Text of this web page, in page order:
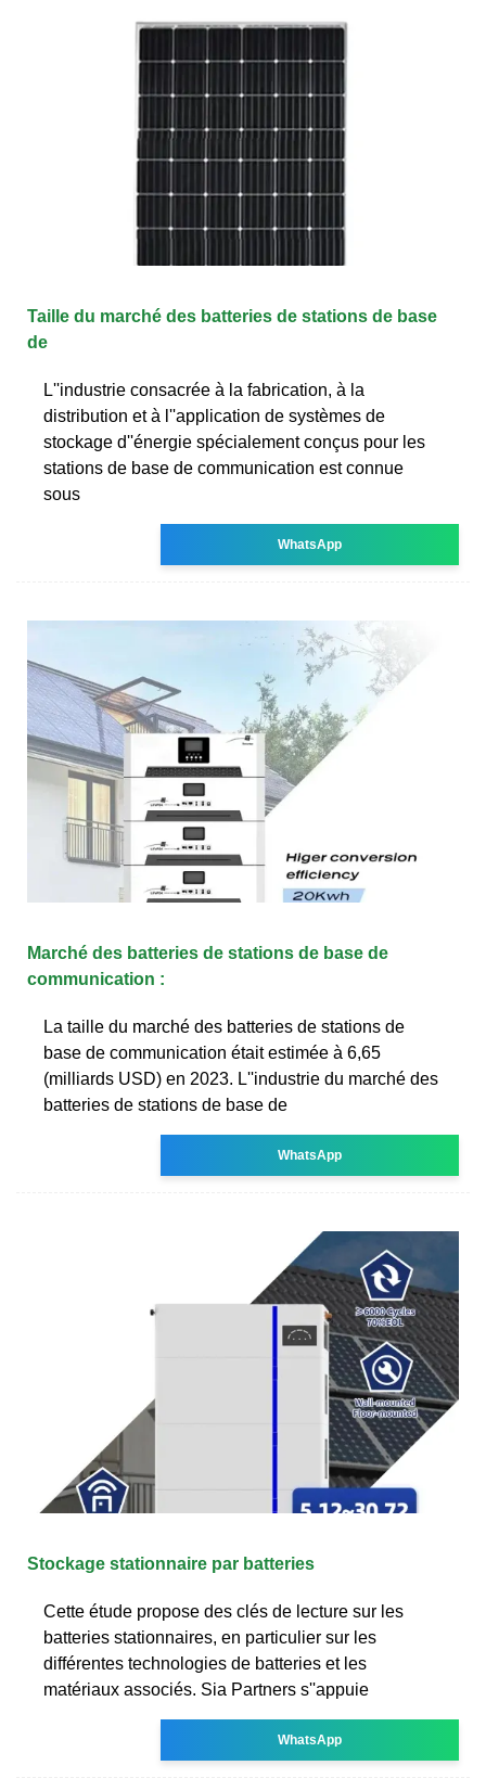
Taille du marché des batteries de stations de base
de
L''industrie consacrée à la fabrication, à la
distribution et à l''application de systèmes de
stockage d''énergie spécialement conçus pour les
stations de base de communication est connue
sous
WhatsApp
Marché des batteries de stations de base de
communication :
La taille du marché des batteries de stations de
base de communication était estimée à 6,65
(milliards USD) en 2023. L''industrie du marché des
batteries de stations de base de
WhatsApp
Stockage stationnaire par batteries
Cette étude propose des clés de lecture sur les
batteries stationnaires, en particulier sur les
différentes technologies de batteries et les
matériaux associés. Sia Partners s''appuie
WhatsApp